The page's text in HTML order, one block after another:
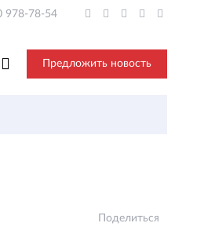
978-78-54
Предложить новость
Поделиться